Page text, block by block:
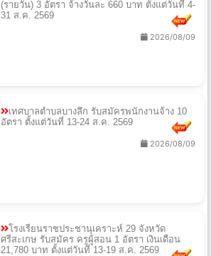
(รายวัน) 3 อัตรา จ้างวันละ 660 บาท ตั้งแต่วันที่ 4-
31 ส.ค. 2569
2026/08/09
เทศบาลตำบลบางลึก รับสมัครพนักงานจ้าง 10
อัตรา ตั้งแต่วันที่ 13-24 ส.ค. 2569
2026/08/09
โรงเรียนราชประชานุเคราะห์ 29 จังหวัด
ศรีสะเกษ รับสมัคร ครูผู้สอน 1 อัตรา เงินเดือน
21,780 บาท ตั้งแต่วันที่ 13-19 ส.ค. 2569